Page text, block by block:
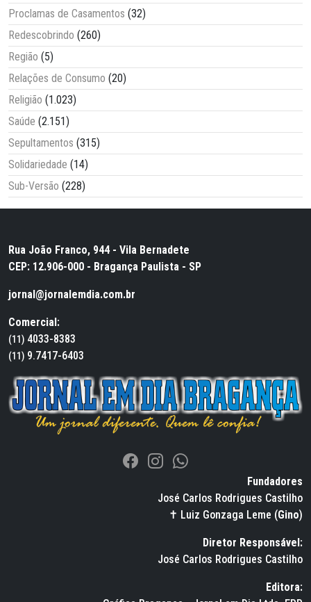
Proclamas de Casamentos (32)
Redescobrindo (260)
Região (5)
Relações de Consumo (20)
Religião (1.023)
Saúde (2.151)
Sepultamentos (315)
Solidariedade (14)
Sub-Versão (228)
Rua João Franco, 944 - Vila Bernadete
CEP: 12.906-000 - Bragança Paulista - SP
jornal@jornalemdia.com.br
Comercial:
(11) 4033-8383
(11) 9.7417-6403
Fundadores
José Carlos Rodrigues Castilho
✝ Luiz Gonzaga Leme (Gino)
Diretor Responsável:
José Carlos Rodrigues Castilho
Editora: